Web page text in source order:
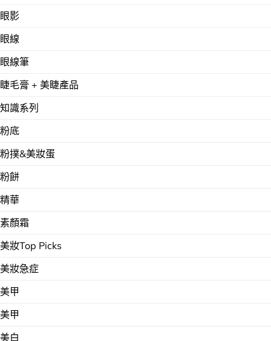
眼影
眼線
眼線筆
睫毛膏 + 美睫產品
知識系列
粉底
粉撲&美妝蛋
粉餅
精華
素顏霜
美妝Top Picks
美妝急症
美甲
美甲
美白